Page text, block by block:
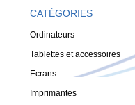
CATÉGORIES
Ordinateurs
Tablettes et accessoires
Ecrans
Imprimantes